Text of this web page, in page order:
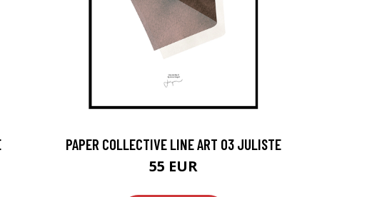
PAPER COLLECTIVE LINE ART 03 JULISTE
55 EUR